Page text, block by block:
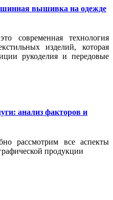
вышивка на одежде
современная технология
изделий, которая
рукоделия и передовые
анализ факторов и
рассмотрим все аспекты
продукции